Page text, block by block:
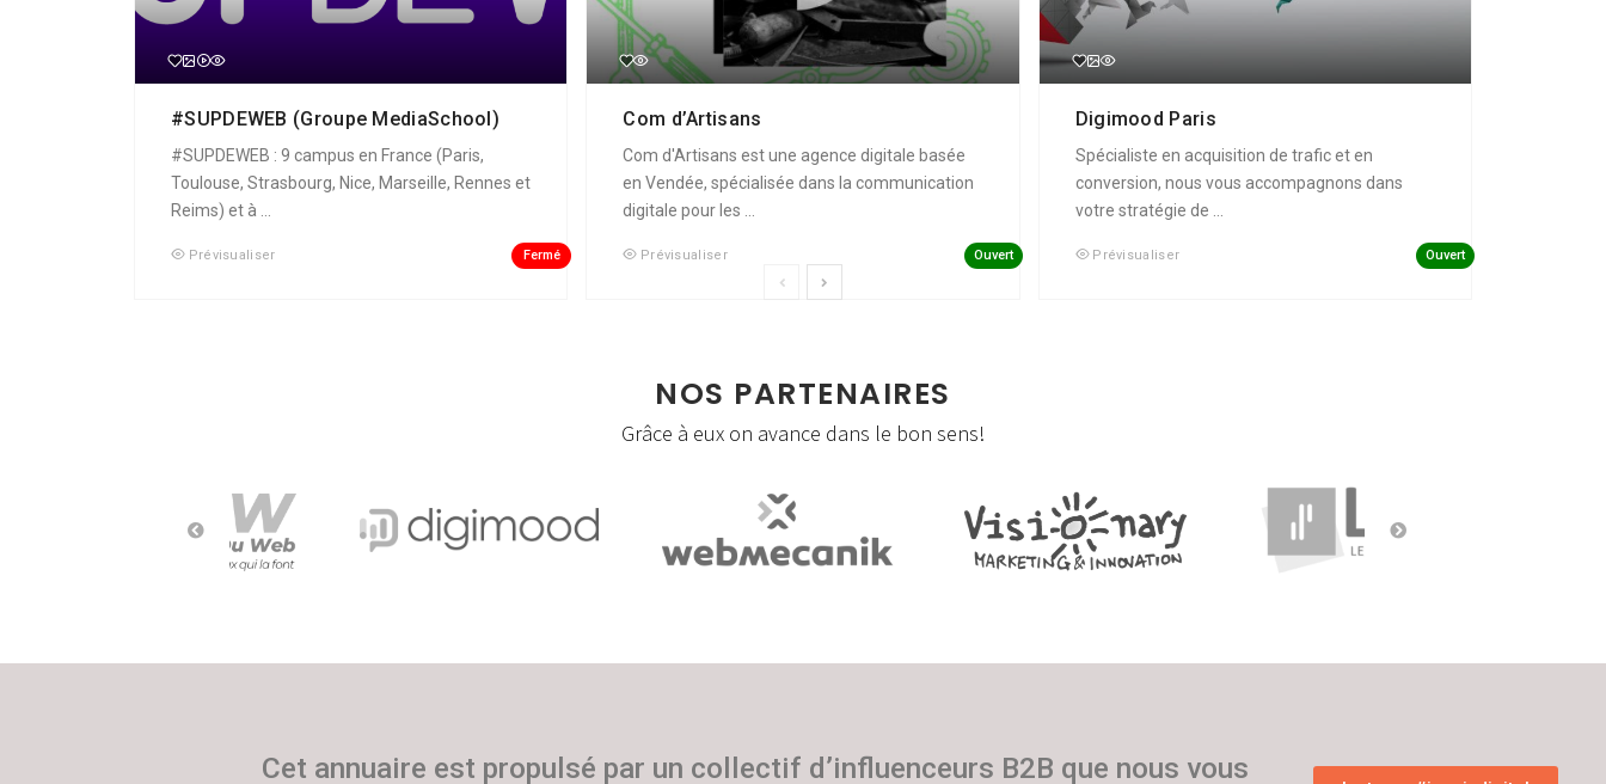
#SUPDEWEB (Groupe MediaSchool)
#SUPDEWEB : 9 campus en France (Paris,
Toulouse, Strasbourg, Nice, Marseille, Rennes et
Reims) et à ...
Prévisualiser Fermé
Com d’Artisans
Com d'Artisans est une agence digitale basée
en Vendée, spécialisée dans la communication
digitale pour les ...
Prévisualiser Ouvert
Digimood Paris
Spécialiste en acquisition de trafic et en
conversion, nous vous accompagnons dans
votre stratégie de ...
Prévisualiser Ouvert
NOS PARTENAIRES
Grâce à eux on avance dans le bon sens!
Cet annuaire est propulsé par un collectif d’influenceurs B2B que nous vous